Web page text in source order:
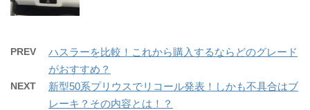
PREV
ハスラーを比較！これから購入するならどのグレード
がおすすめ？
NEXT
新型50系プリウスでリコール発表！しかも不具合はブ
レーキ？その内容とは！？